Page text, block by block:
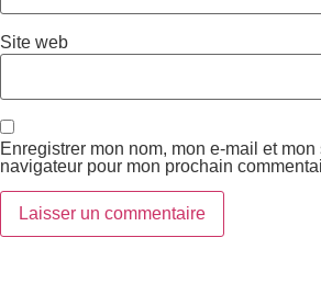
Site web
Enregistrer mon nom, mon e-mail et
navigateur pour mon prochain